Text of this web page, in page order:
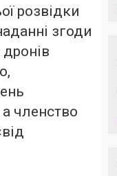
розвідки
згоди
дронів
а членство